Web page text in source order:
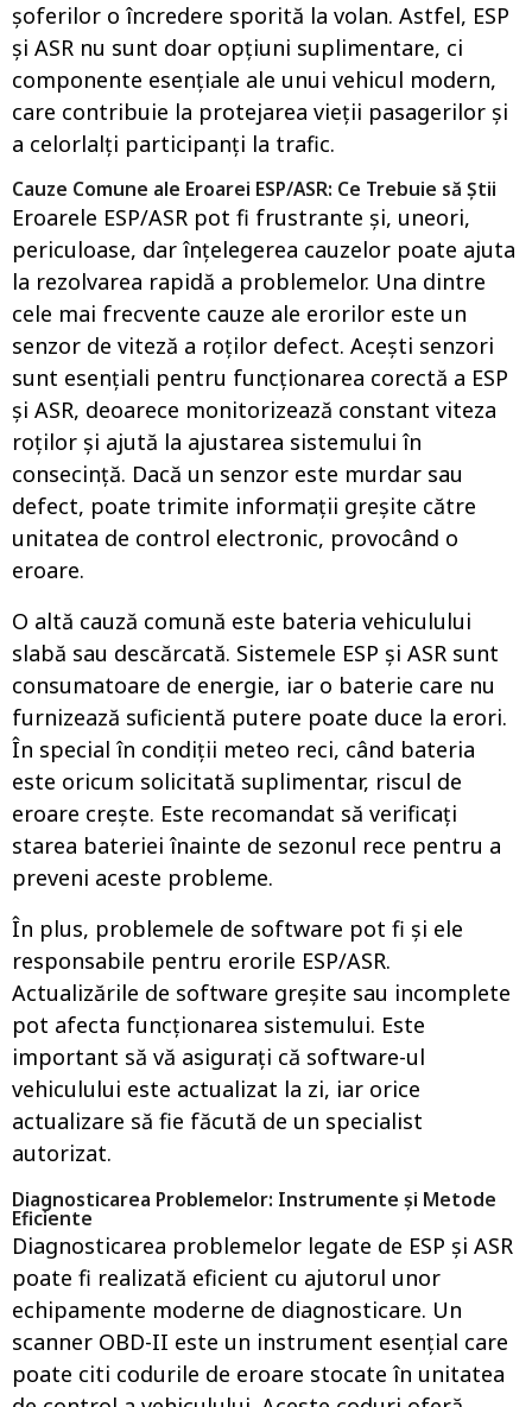
șoferilor o încredere sporită la volan. Astfel, ESP
și ASR nu sunt doar opțiuni suplimentare, ci
componente esențiale ale unui vehicul modern,
care contribuie la protejarea vieții pasagerilor și
a celorlalți participanți la trafic.
Cauze Comune ale Eroarei ESP/ASR: Ce Trebuie să Știi
Eroarele ESP/ASR pot fi frustrante și, uneori,
periculoase, dar înțelegerea cauzelor poate ajuta
la rezolvarea rapidă a problemelor. Una dintre
cele mai frecvente cauze ale erorilor este un
senzor de viteză a roților defect. Acești senzori
sunt esențiali pentru funcționarea corectă a ESP
și ASR, deoarece monitorizează constant viteza
roților și ajută la ajustarea sistemului în
consecință. Dacă un senzor este murdar sau
defect, poate trimite informații greșite către
unitatea de control electronic, provocând o
eroare.
O altă cauză comună este bateria vehiculului
slabă sau descărcată. Sistemele ESP și ASR sunt
consumatoare de energie, iar o baterie care nu
furnizează suficientă putere poate duce la erori.
În special în condiții meteo reci, când bateria
este oricum solicitată suplimentar, riscul de
eroare crește. Este recomandat să verificați
starea bateriei înainte de sezonul rece pentru a
preveni aceste probleme.
În plus, problemele de software pot fi și ele
responsabile pentru erorile ESP/ASR.
Actualizările de software greșite sau incomplete
pot afecta funcționarea sistemului. Este
important să vă asigurați că software-ul
vehiculului este actualizat la zi, iar orice
actualizare să fie făcută de un specialist
autorizat.
Diagnosticarea Problemelor: Instrumente și Metode
Eficiente
Diagnosticarea problemelor legate de ESP și ASR
poate fi realizată eficient cu ajutorul unor
echipamente moderne de diagnosticare. Un
scanner OBD-II este un instrument esențial care
poate citi codurile de eroare stocate în unitatea